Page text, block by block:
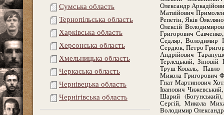
Сумська область
Тернопільська область
Харківська область
Херсонська область
Хмельницька область
Черкаська область
Чернівецька область
Чернігівська область
Олександр
Матвійович
Репетін, Яків
Олексій
Григорович
Седляр, Володимир
Сердюк, Петро
Андрійович
Терлецький,
Труш-Коваль, Павло
Микола Григорович
Гнат Мартинович
Іванович
Шарий
Сергій, Микола
Володимир